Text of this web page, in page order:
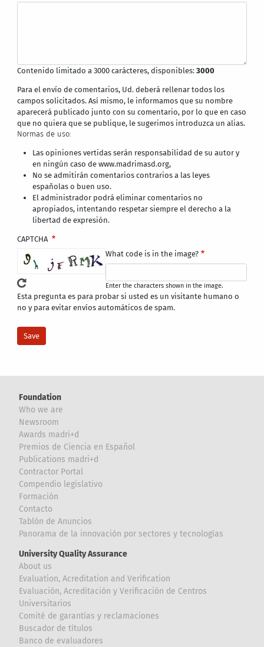
Contenido limitado a 3000 carácteres, disponibles:3000
Para el envío de comentarios, Ud. deberá rellenar todos los
campos solicitados. Así mismo, le informamos que su nombre
aparecerá publicado junto con su comentario, por lo que en caso
que no quiera que se publique, le sugerimos introduzca un alias.
Normas de uso:
Las opiniones vertidas serán responsabilidad de su autor y
en ningún caso de www.madrimasd.org,
No se admitirán comentarios contrarios a las leyes
españolas o buen uso.
El administrador podrá eliminar comentarios no
apropiados, intentando respetar siempre el derecho a la
libertad de expresión.
CAPTCHA
What code is in the image?
Enter the characters shown in the image.
Esta pregunta es para probar si usted es un visitante humano o
no y para evitar envíos automáticos de spam.
Foundation
Who we are
Newsroom
Awards madri+d
Premios de Ciencia en Español
Publications madri+d
Contractor Portal
Compendio legislativo
Formación
Contacto
Tablón de Anuncios
Panorama de la innovación por sectores y tecnologías
University Quality Assurance
About us
Evaluation, Acreditation and Verification
Evaluación, Acreditación y Verificación de Centros
Universitarios
Comité de garantías y reclamaciones
Buscador de títulos
Banco de evaluadores